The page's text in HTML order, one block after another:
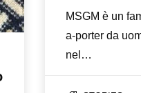
MSGM è un
a-porter da
nel…